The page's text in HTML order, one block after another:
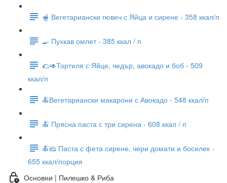
🫕 Вегетариански гювеч с Яйца и сирене - 358 ккал/п
🍳 Пухкав омлет - 385 ккал / п
🌮🥑Тортиля с Яйце, чедър, авокадо и боб - 509
ккал/п
🍝Вегетариански макарони с Авокадо - 548 ккал/п
🍝 Прясна паста с три сирена - 608 ккал / п
🍝🧀 Паста с фета сирене, чери домати и босилек -
655 ккал/порция
Основни | Пилешко & Риба